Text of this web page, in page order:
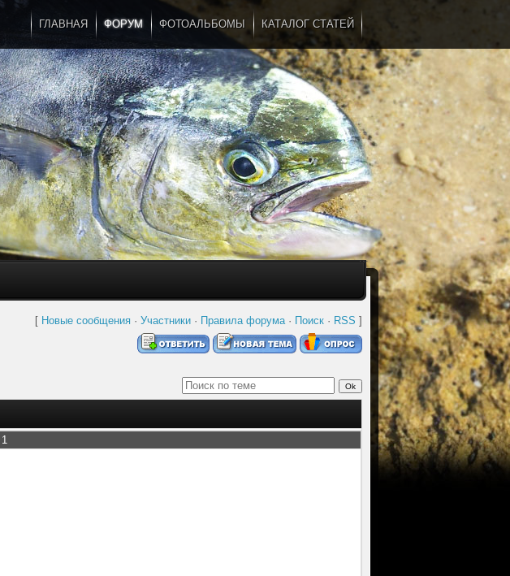
ГЛАВНАЯ ФОРУМ ФОТОАЛЬБОМЫ КАТАЛОГ СТАТЕЙ
...
[ Новые сообщения · Участники · Правила форума· Поиск · RSS ]
1